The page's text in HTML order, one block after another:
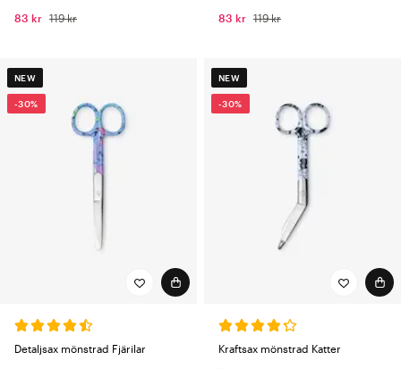
83 kr 119 kr
83 kr 119 kr
NEW
-30%
Detaljsax mönstrad Fjärilar
NEW
-30%
Kraftsax mönstrad Katter